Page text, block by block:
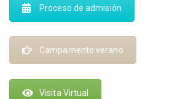
Proceso de admisión
Campamento verano
Visita Virtual